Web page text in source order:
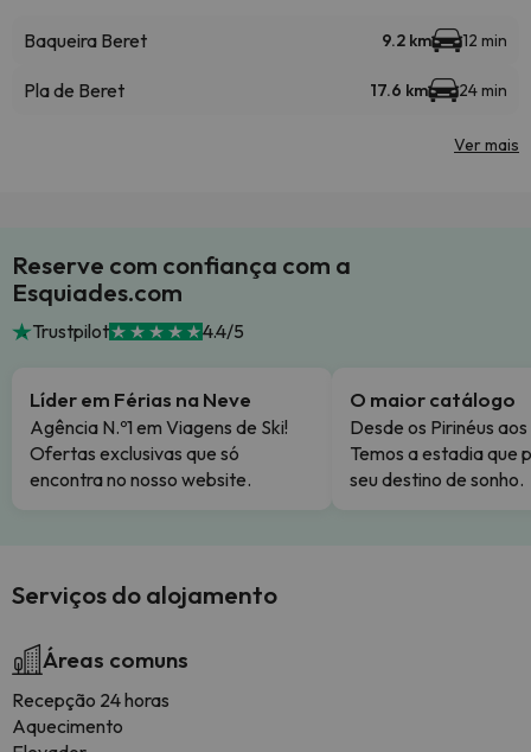
Baqueira Beret 9.2 km 12 min
Pla de Beret 17.6 km 24 min
Ver mais
Reserve com confiança com a
Esquiades.com
Trustpilot 4.4/5
Líder em Férias na Neve
Agência N.º1 em Viagens de Ski!
Ofertas exclusivas que só
encontra no nosso website.
O maior catálogo
Desde os Pirinéus
Temos a estadia que
seu destino de sonho.
Serviços do alojamento
Áreas comuns
Recepção 24 horas
Aquecimento